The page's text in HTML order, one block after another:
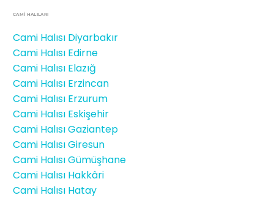
CAMİ HALILARI
Cami Halısı Diyarbakır
Cami Halısı Edirne
Cami Halısı Elazığ
Cami Halısı Erzincan
Cami Halısı Erzurum
Cami Halısı Eskişehir
Cami Halısı Gaziantep
Cami Halısı Giresun
Cami Halısı Gümüşhane
Cami Halısı Hakkâri
Cami Halısı Hatay